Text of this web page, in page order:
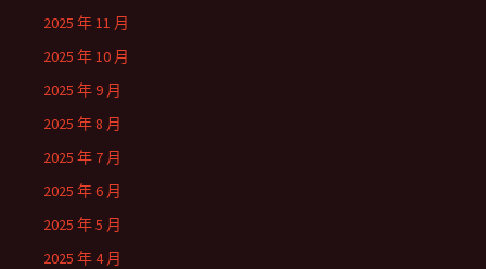
2025 年 11 月
2025 年 10 月
2025 年 9 月
2025 年 8 月
2025 年 7 月
2025 年 6 月
2025 年 5 月
2025 年 4 月